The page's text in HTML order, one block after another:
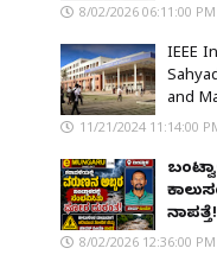
8/02/2026 06:11:00 PM
IEEE
and
11/21/2024 11:14:00
ನಾಪತ್ತೆ!
8/02/2026 12:36:00 PM